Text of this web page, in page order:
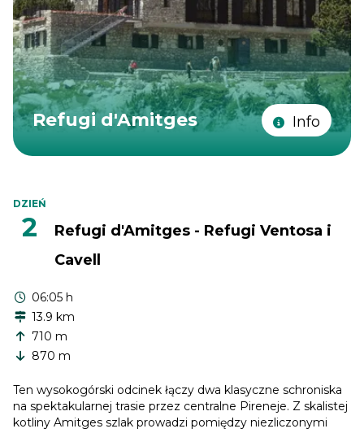
Refugi d'Amitges Info
DZIEŃ
2
Refugi d'Amitges - Refugi Ventosa i
Cavell
06:05 h
13.9 km
710 m
870 m
Ten wysokogórski odcinek łączy dwa klasyczne schroniska
na spektakularnej trasie przez centralne Pireneje. Z skalistej
kotliny Amitges szlak prowadzi pomiędzy niezliczonymi